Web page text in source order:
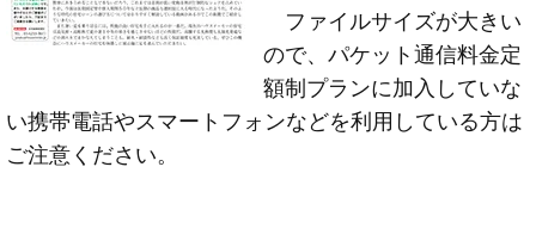
ファイルサイズが大きい
ので、パケット通信料金定
額制プランに加入していな
い携帯電話やスマートフォンなどを利用している方は
ご注意ください。